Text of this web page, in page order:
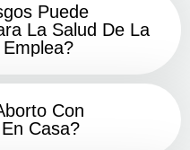
Puede
La Salud De La
Con
Casa?